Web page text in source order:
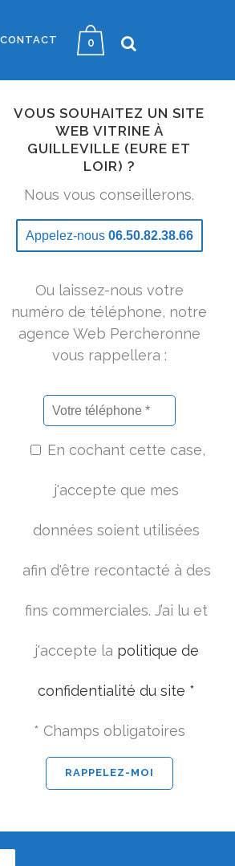
0
CONTACT
VOUS SOUHAITEZ UN SITE
WEB VITRINE À
GUILLEVILLE (EURE ET
LOIR) ?
Nous vous conseillerons.
Appelez-nous 06.50.82.38.66
Ou laissez-nous votre
numéro de téléphone, notre
agence Web Percheronne
vous rappellera :
En cochant cette case,
j'accepte que mes
données soient utilisées
afin d'être recontacté à des
fins commerciales. J’ai lu et
j'accepte la politique de
confidentialité du site *
* Champs obligatoires